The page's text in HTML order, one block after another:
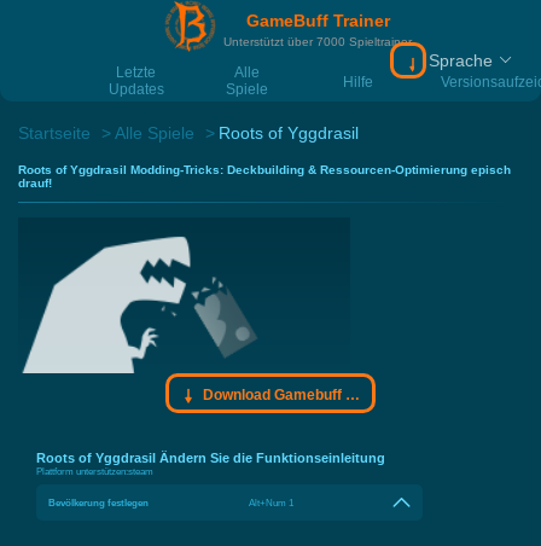
GameBuff Trainer
Unterstützt über 7000 Spieltrainer
Letzte
Updates
Alle
Spiele
Hilfe
Download
Sprache
Startseite Alle Spiele Roots of Yggdrasil
Roots of Yggdrasil Modding-Tricks: Deckbuilding & Ressourcen-Optimierung episch
drauf!
Download Gamebuff Trainer
Roots of Yggdrasil Ändern Sie die Funktionseinleitung
Plattform unterstützen:steam
Bevölkerung festlegen Alt+Num 1